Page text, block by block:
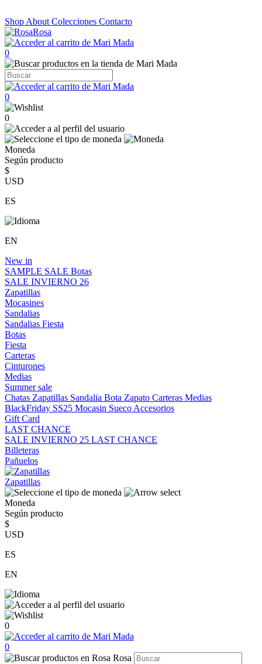
Shop About Colecciones Contacto
0
0
0
Moneda
Según producto
$
USD
ES
EN
New in
SAMPLE SALE Botas
SALE INVIERNO 26
Zapatillas
Mocasines
Sandalias
Sandalias Fiesta
Botas
Fiesta
Carteras
Cinturones
Medias
Summer sale
Chatas Zapatillas Sandalia Bota Zapato Carteras Medias
BlackFriday SS25 Mocasin Sueco Accesorios
Gift Card
LAST CHANCE
SALE INVIERNO 25 LAST CHANCE
Billeteras
Pañuelos
Zapatillas
Moneda
Según producto
$
USD
ES
EN
0
0